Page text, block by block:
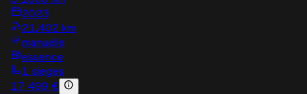
2023
21,402 km
manuelle
essence
1 sieges
17 499 €